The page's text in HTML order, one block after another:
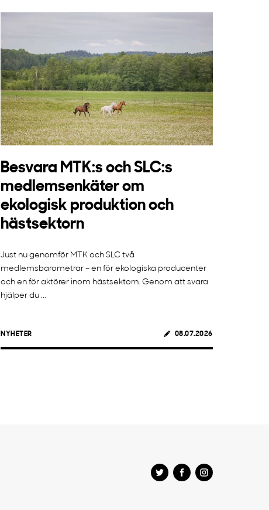
Besvara MTK:s och SLC:s
medlemsenkäter om
ekologisk produktion och
hästsektorn
Just nu genomför MTK och SLC två
medlemsbarometrar – en för ekologiska producenter
och en för aktörer inom hästsektorn. Genom att svara
hjälper du ...
NYHETER 08.07.2026